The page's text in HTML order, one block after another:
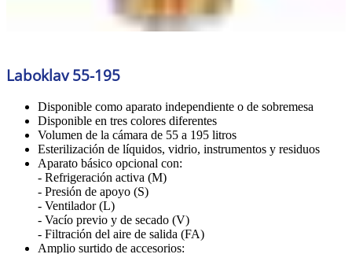
Laboklav 55-195
Disponible como aparato independiente o de sobremesa
Disponible en tres colores diferentes
Volumen de la cámara de 55 a 195 litros
Esterilización de líquidos, vidrio, instrumentos y residuos
Aparato básico opcional con:
- Refrigeración activa (M)
- Presión de apoyo (S)
- Ventilador (L)
- Vacío previo y de secado (V)
- Filtración del aire de salida (FA)
Amplio surtido de accesorios: